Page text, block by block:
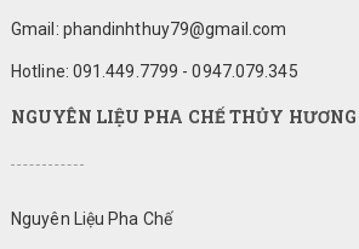
Gmail: phandinhthuy79@gmail.com
Hotline: 091.449.7799 - 0947.079.345
NGUYÊN LIỆU PHA CHẾ THỦY HƯƠNG
Nguyên Liệu Pha Chế